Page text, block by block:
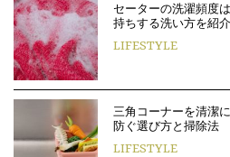
セーターの洗濯頻度
持ちする洗い方を紹
LIFESTYLE
三角コーナーを清潔
防ぐ選び方と掃除法
LIFESTYLE